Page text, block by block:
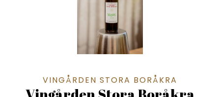
VINGÅRDEN STORA BORÅKRA